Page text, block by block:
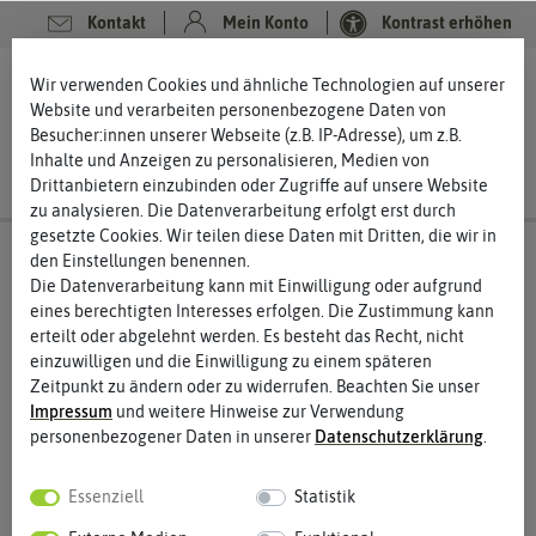
Kontakt Mein Konto Kontrast erhöhen
0 0
Wir verwenden Cookies und ähnliche Technologien auf unserer
Website und verarbeiten personenbezogene Daten von
Besucher:innen unserer Webseite (z.B. IP-Adresse), um z.B.
Inhalte und Anzeigen zu personalisieren, Medien von
Drittanbietern einzubinden oder Zugriffe auf unsere Website
zu analysieren. Die Datenverarbeitung erfolgt erst durch
gesetzte Cookies. Wir teilen diese Daten mit Dritten, die wir in
den Einstellungen benennen.
Die Datenverarbeitung kann mit Einwilligung oder aufgrund
eines berechtigten Interesses erfolgen. Die Zustimmung kann
erteilt oder abgelehnt werden. Es besteht das Recht, nicht
einzuwilligen und die Einwilligung zu einem späteren
Zeitpunkt zu ändern oder zu widerrufen. Beachten Sie unser
Impressum und weitere Hinweise zur Verwendung
personenbezogener Daten in unserer Daten­schutz­erklärung.
Essenziell Statistik